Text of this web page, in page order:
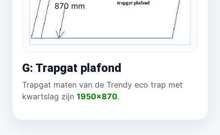
870 mm
G: Trapgat plafond
Trapgat maten van de Trendy eco trap met
kwartslag zijn 1950x870.